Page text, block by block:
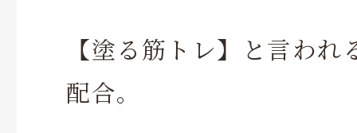
【塗る筋トレ】と言わ
配合。